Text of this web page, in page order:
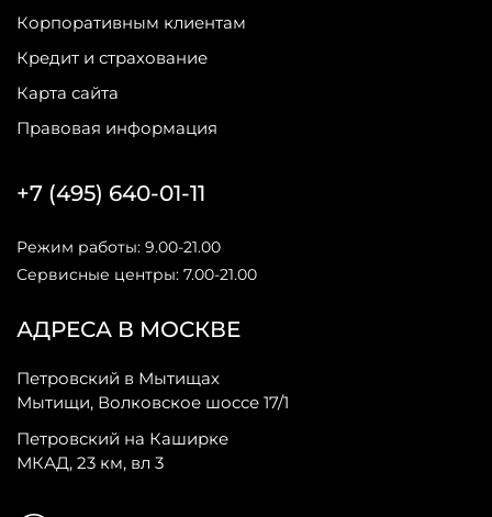
Корпоративным клиентам
Кредит и страхование
Карта сайта
Правовая информация
АДРЕСА В МОСКВЕ
Петровский в Мытищах
Мытищи, Волковское шоссе 17/1
Петровский на Каширке
МКАД, 23 км, вл 3
+7 (495) 640-01-11
Режим работы: 9.00-21.00
Сервисные центры: 7.00-21.00